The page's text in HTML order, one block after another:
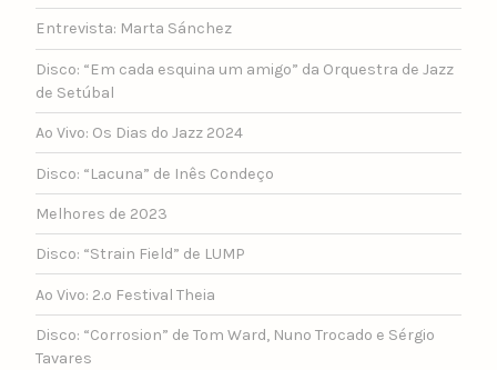
Entrevista: Marta Sánchez
Disco: “Em cada esquina um amigo” da Orquestra de Jazz
de Setúbal
Ao Vivo: Os Dias do Jazz 2024
Disco: “Lacuna” de Inês Condeço
Melhores de 2023
Disco: “Strain Field” de LUMP
Ao Vivo: 2.º Festival Theia
Disco: “Corrosion” de Tom Ward, Nuno Trocado e Sérgio
Tavares